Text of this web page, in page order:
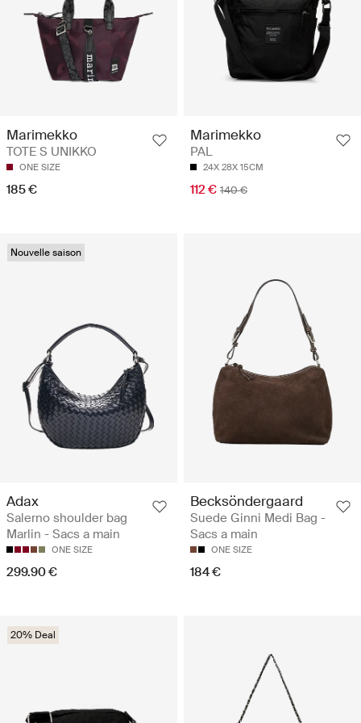
Marimekko
TOTE S UNIKKO
ONE SIZE
185 €
Marimekko
PAL
24X 28X 15CM
112 € 140 €
Nouvelle saison
Adax
Salerno shoulder bag
Marlin - Sacs a main
ONE SIZE
299.90 €
Becksöndergaard
Suede Ginni Medi Bag -
Sacs a main
ONE SIZE
184 €
20% Deal